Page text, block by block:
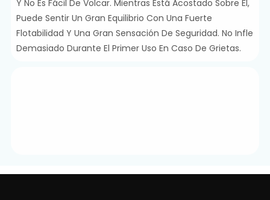
Y No Es Fácil De Volcar. Mientras Está Acostado Sobre Él,
Puede Sentir Un Gran Equilibrio Con Una Fuerte
Flotabilidad Y Una Gran Sensación De Seguridad. No Infle
Demasiado Durante El Primer Uso En Caso De Grietas.